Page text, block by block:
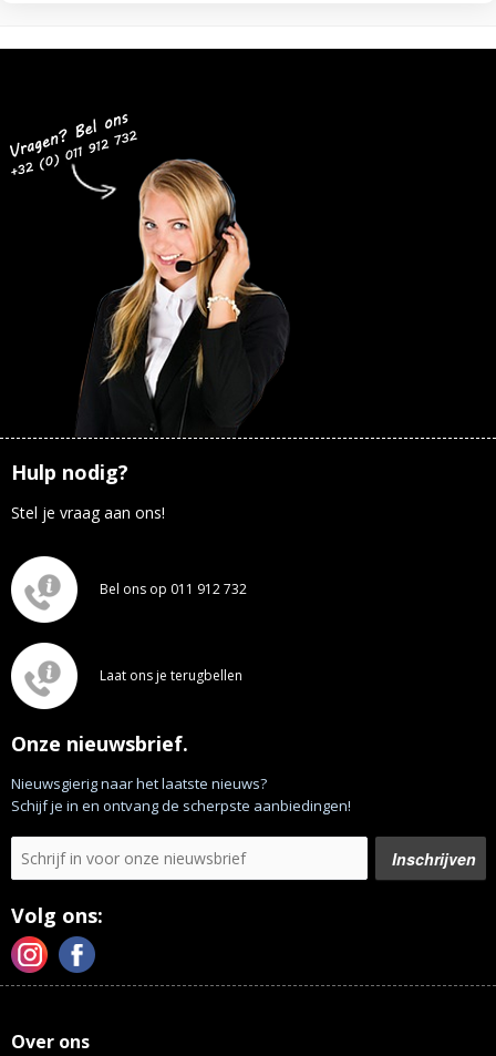
Hulp nodig?
Stel je vraag aan ons!
Bel ons op 011 912 732
Laat ons je terugbellen
Onze nieuwsbrief.
Nieuwsgierig naar het laatste nieuws?
Schijf je in en ontvang de scherpste aanbiedingen!
Volg ons:
Over ons